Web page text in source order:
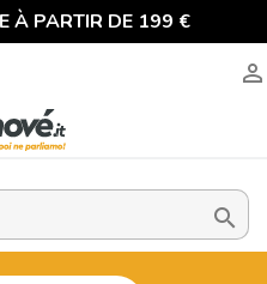
À PARTIR DE 199 €

